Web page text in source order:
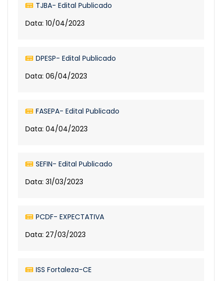
TJBA- Edital Publicado
Data: 10/04/2023
DPESP- Edital Publicado
Data: 06/04/2023
FASEPA- Edital Publicado
Data: 04/04/2023
SEFIN- Edital Publicado
Data: 31/03/2023
PCDF- EXPECTATIVA
Data: 27/03/2023
ISS Fortaleza-CE